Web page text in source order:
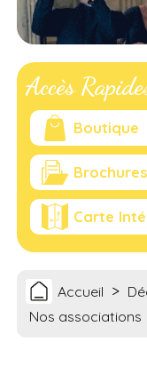
Accès
Boutique
Brochures
Carte
Accueil >
Nos associations